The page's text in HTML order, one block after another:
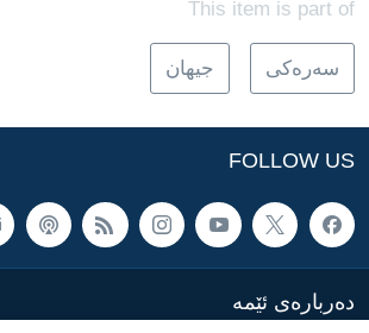
This item is part of
سه‌ره‌کی جیهان
FOLLOW US
ده‌رباره‌ی ئێمه‌